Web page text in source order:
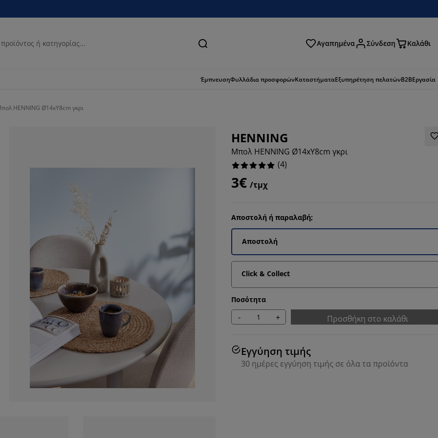
Αναζήτηση Αγαπημένα Σύνδεση Καλάθι
ΈμπνευσηΦυλλάδια προσφορώνΚαταστήματαΕξυπηρέτηση πελατώνB2BΕργασία
HENNING Ø14xΥ8cm γκρι
HENNING
Μπολ HENNING Ø14xΥ8cm γκρι
(4)
3€ /τμχ
Αποστολή ή παραλαβή;
Αποστολή
Click & Collect
Ποσότητα
- + Προσθήκη στο καλάθι
Εγγύηση τιμής
30 ημέρες εγγύηση τιμής σε όλα τα προϊόντα